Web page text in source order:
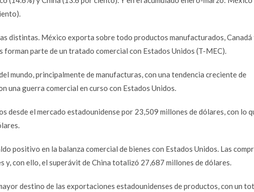
distintas. México exporta sobre todo productos manufacturados, Canadá
parte de un tratado comercial con Estados Unidos (T-MEC).
mundo, principalmente de manufacturas, con una tendencia creciente de
una guerra comercial en curso con Estados Unidos.
desde el mercado estadounidense por 23,509 millones de dólares, con lo
positivo en la balanza comercial de bienes con Estados Unidos. Las
y, con ello, el superávit de China totalizó 27,687 millones de dólares.
destino de las exportaciones estadounidenses de productos, con un